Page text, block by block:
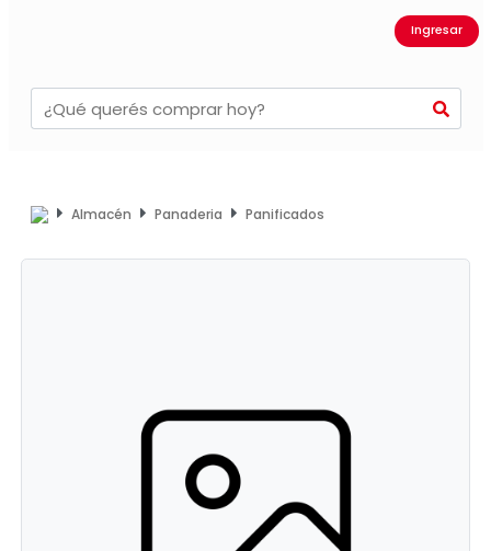
Ingresar
Almacén Panaderia Panificados